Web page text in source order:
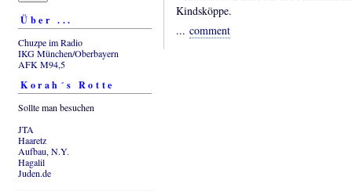
Über ...
Chuzpe im Radio
IKG München/Oberbayern
AFK M94,5
Korah´s Rotte
Sollte man besuchen
JTA
Haaretz
Aufbau, N.Y.
Hagalil
Juden.de
Kindsköppe.
... comment